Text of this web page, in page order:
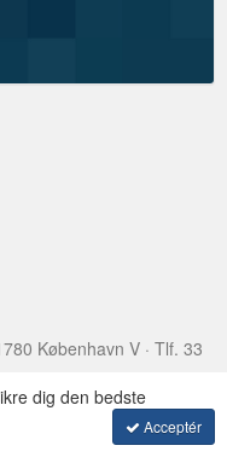
København V · Tlf. 33
Assembly Voting
·
dig den bedste
Acceptér